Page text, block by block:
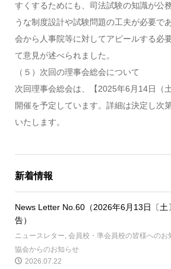
すくするためにも、司法試験の知識が公
うな制度設計や試験問題の工夫が必要で
会から人事院等に対してアピールする必
て意見が述べられました。
（５）次回の理事会総会について
次回理事会総会は、【2025年6月14日（
開催を予定しています。詳細は決定し次
いたします。
新着情報
News Letter No.60（2026年6月13日〔土
告）
ニュースレター 会員校・準会員校の皆様へのお
協会からのお知らせ
2026.07.22